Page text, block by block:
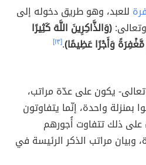
للعبد، وهو طريق دخوله إلى
(وَالذَّاكِرِينَ اللَّهَ كَثِيرًا
وَأَجْرًا عَظِيمًا).[١٣]
يكون على عدّة مراتب،
بمنزلة واحدة، إنّما يتفاوتون
على ذلك تتفاوت أُجورهم
وبيان مراتب الذكر الرئيسة في